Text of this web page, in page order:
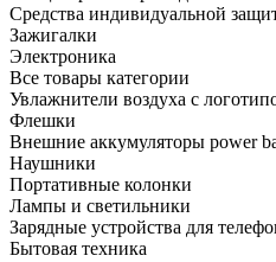
Средства индивидуальной
Зажигалки
Электроника
Все товары категории
Увлажнители воздуха с
Флешки
Внешние аккумуляторы power
Наушники
Портативные колонки
Лампы и светильники
Зарядные устройства для
Бытовая техника